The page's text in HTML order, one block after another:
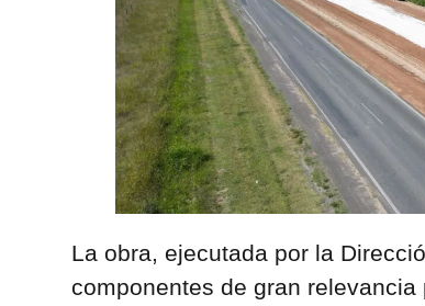
La obra, ejecutada por la
componentes de gran relevancia